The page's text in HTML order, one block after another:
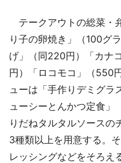
テークアウトの総菜・
り子の卵焼き」（100グ
げ」（同220円）「カナ
円）「ロコモコ」（550
ューは「手作りデミグラ
ューシーとんかつ定食」
りだねタルタルソース
3種類以上を用意する。
レッシングなどをそろえ